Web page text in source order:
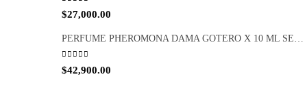
0out of 5
$27,000.00
PERFUME PHEROMONA DAMA GOTERO X 10 ML SEN INTIMO
0 out of 5
$42,900.00